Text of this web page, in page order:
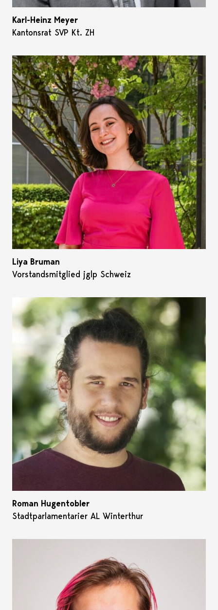
Karl-Heinz Meyer
Kantonsrat SVP Kt. ZH
Liya Bruman
Vorstandsmitglied jglp Schweiz
Roman Hugentobler
Stadtparlamentarier AL Winterthur